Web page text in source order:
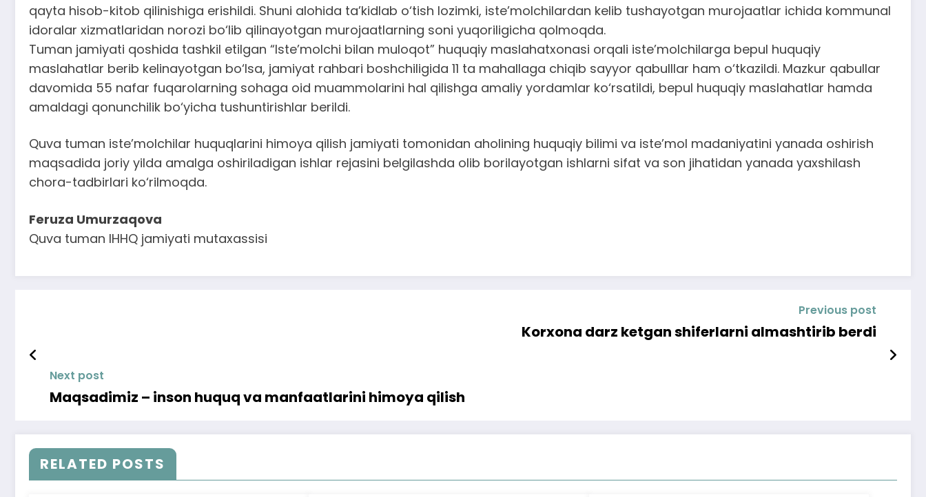
qayta hisob-kitob qilinishiga erishildi. Shuni alohida ta’kidlab o‘tish lozimki, iste’molchilardan kelib tushayotgan murojaatlar ichida kommunal
idoralar xizmatlaridan norozi bo‘lib qilinayotgan murojaatlarning soni yuqoriligicha qolmoqda.
Tuman jamiyati qoshida tashkil etilgan “Iste’molchi bilan muloqot” huquqiy maslahatxonasi orqali iste’molchilarga bepul huquqiy
maslahatlar berib kelinayotgan bo‘lsa, jamiyat rahbari boshchiligida 11 ta mahallaga chiqib sayyor qabulllar ham o‘tkazildi. Mazkur qabullar
davomida 55 nafar fuqarolarning sohaga oid muammolarini hal qilishga amaliy yordamlar ko‘rsatildi, bepul huquqiy maslahatlar hamda
amaldagi qonunchilik bo‘yicha tushuntirishlar berildi.
Quva tuman iste’molchilar huquqlarini himoya qilish jamiyati tomonidan aholining huquqiy bilimi va iste’mol madaniyatini yanada oshirish
maqsadida joriy yilda amalga oshiriladigan ishlar rejasini belgilashda olib borilayotgan ishlarni sifat va son jihatidan yanada yaxshilash
chora-tadbirlari ko‘rilmoqda.
Feruza Umurzaqova
Quva tuman IHHQ jamiyati mutaxassisi
Previous post
Korxona darz ketgan shiferlarni almashtirib berdi
Next post
Maqsadimiz – inson huquq va manfaatlarini himoya qilish
RELATED POSTS